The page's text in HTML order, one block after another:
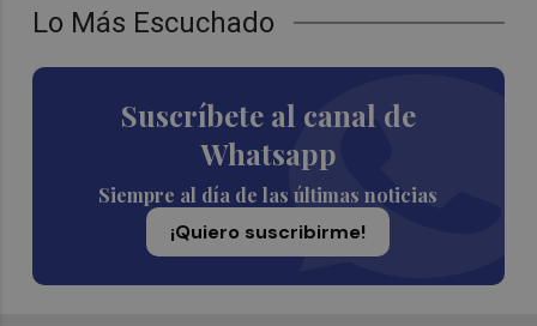
Lo Más Escuchado
Suscríbete al canal de
Whatsapp
Siempre al día de las últimas noticias
¡Quiero suscribirme!